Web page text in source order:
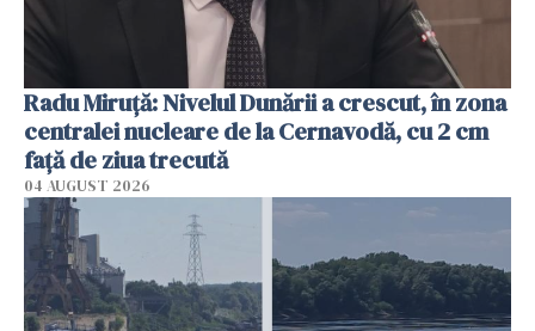
Radu Miruţă: Nivelul Dunării a crescut, în zona
centralei nucleare de la Cernavodă, cu 2 cm
faţă de ziua trecută
04 AUGUST 2026